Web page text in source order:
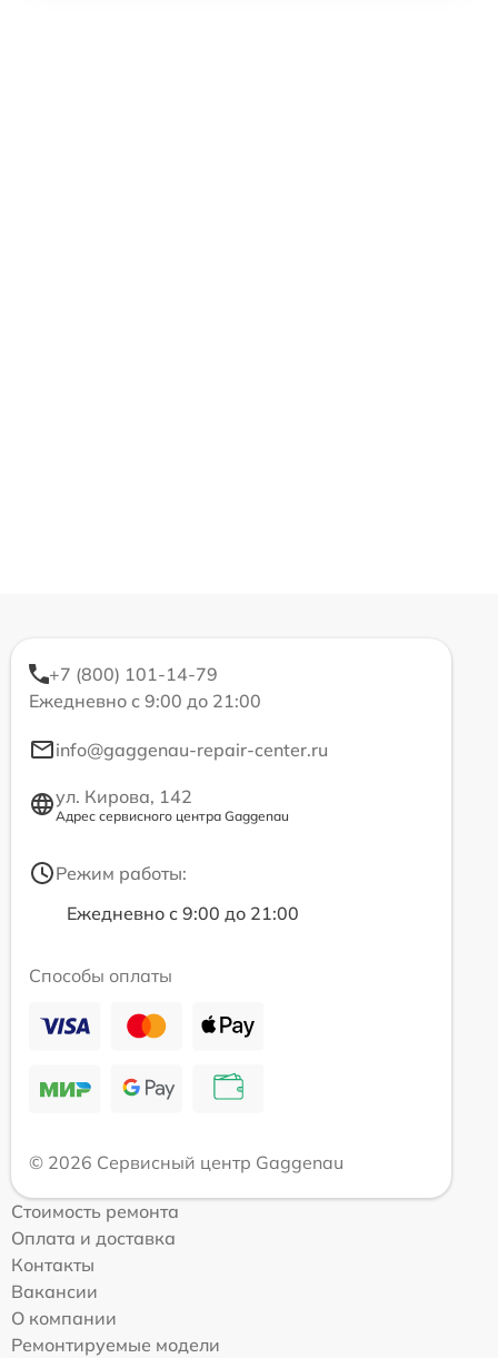
+7 (800) 101-14-79
Ежедневно с 9:00 до 21:00
info@gaggenau-repair-center.ru
ул. Кирова, 142
Адрес сервисного центра Gaggenau
Режим работы:
Ежедневно с 9:00 до 21:00
Способы оплаты
© 2026 Сервисный центр Gaggenau
Стоимость ремонта
Оплата и доставка
Контакты
Вакансии
О компании
Ремонтируемые модели